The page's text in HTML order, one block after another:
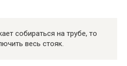
собираться на трубе, то
весь стояк.